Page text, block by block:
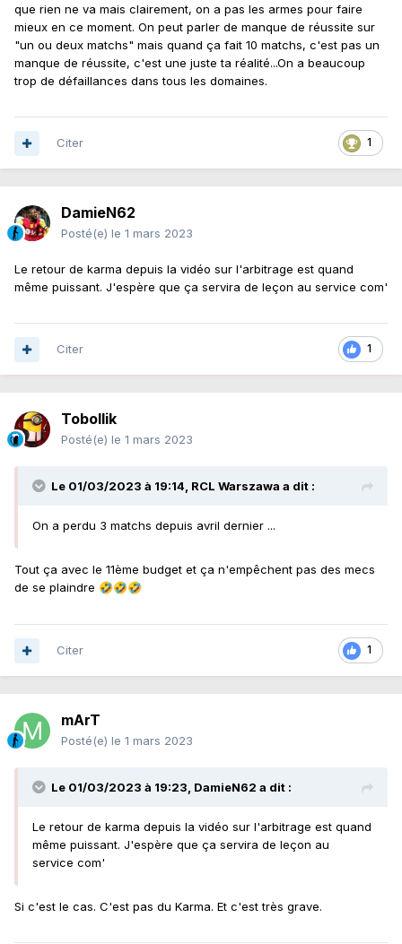
Mais on est nuls et on méritait de perdre... Je veux bien qu'il
y ait des pessimistes. Mais la mauvaise foi faut arrêter cinq
minutes.
péno sur Gana et nous on a le péno sur Danso. Et là ça
change déjà tout sans parler des occasions qu'on a....
CQFD
que rien ne va mais clairement, on a pas les armes pour faire
mieux en ce moment. On peut parler de manque de réussite sur
"un ou deux matchs" mais quand ça fait 10 matchs, c'est pas un
manque de réussite, c'est une juste ta réalité...On a beaucoup
trop de défaillances dans tous les domaines.
1
Citer
DamieN62
Posté(e) le 1 mars 2023
Le retour de karma depuis la vidéo sur l'arbitrage est quand
même puissant. J'espère que ça servira de leçon au service com'
1
Citer
Tobollik
Posté(e) le 1 mars 2023
Le 01/03/2023 à 19:14, RCL Warszawa a dit :
On a perdu 3 matchs depuis avril dernier ...
Tout ça avec le 11ème budget et ça n'empêchent pas des mecs
de se plaindre 🤣🤣🤣
1
Citer
mArT
Posté(e) le 1 mars 2023
Le 01/03/2023 à 19:23, DamieN62 a dit :
Le retour de karma depuis la vidéo sur l'arbitrage est quand
même puissant. J'espère que ça servira de leçon au
service com'
Si c'est le cas. C'est pas du Karma. Et c'est très grave.